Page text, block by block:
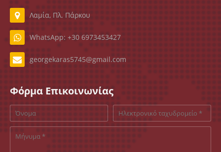
Λαμία, Πλ. Πάρκου
WhatsApp: +30 6973453427
georgekaras5745@gmail.com
Φόρμα Επικοινωνίας